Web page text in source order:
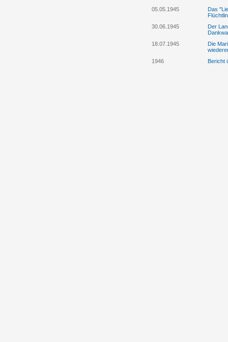
05.05.1945
Das
30.06.1945
Der
18.07.1945
Die
1946
Bericht